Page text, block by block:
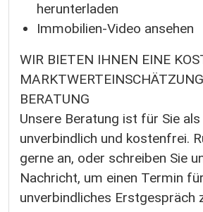
herunterladen
Immobilien-Video ansehen
WIR BIETEN IHNEN EINE
BERATUNG
Unsere Beratung ist für Sie
unverbindlich und kostenfrei.
gerne an, oder schreiben Sie
Nachricht, um einen Termin
unverbindliches Erstgespräch